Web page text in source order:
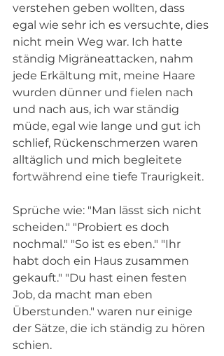
verstehen geben wollten, dass
egal wie sehr ich es versuchte, dies
nicht mein Weg war. Ich hatte
ständig Migräneattacken, nahm
jede Erkältung mit, meine Haare
wurden dünner und fielen nach
und nach aus, ich war ständig
müde, egal wie lange und gut ich
schlief, Rückenschmerzen waren
alltäglich und mich begleitete
fortwährend eine tiefe Traurigkeit.
Sprüche wie: "Man lässt sich nicht
scheiden." "Probiert es doch
nochmal." "So ist es eben." "Ihr
habt doch ein Haus zusammen
gekauft." "Du hast einen festen
Job, da macht man eben
Überstunden." waren nur einige
der Sätze, die ich ständig zu hören
schien.